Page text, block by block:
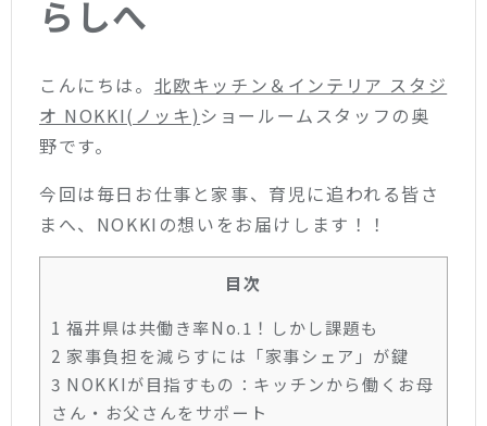
らしへ
こんにちは。 北欧キッチン＆インテリア スタジ
オ NOKKI(ノッキ) ショールームスタッフの奥
野です。
今回は毎日お仕事と家事、育児に追われる皆さ
まへ、NOKKIの想いをお届けします！！
目次
1 福井県は共働き率No.1！しかし課題も
2 家事負担を減らすには「家事シェア」が鍵
3 NOKKIが目指すもの：キッチンから働くお母
さん・お父さんをサポート